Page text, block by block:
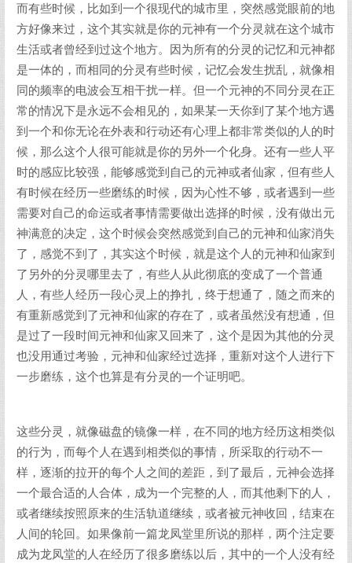
而有些时候，比如到一个很现代的城市里，突然感觉眼前的地
方好像来过，这个其实就是你的元神有一个分灵就在这个城市
生活或者曾经到过这个地方。因为所有的分灵的记忆和元神都
是一体的，而相同的分灵有些时候，记忆会发生扰乱，就像相
同的频率的电波会互相干扰一样。但一个元神的不同分灵在正
常的情况下是永远不会相见的，如果某一天你到了某个地方遇
到一个和你无论在外表和行动还有心理上都非常类似的人的时
候，那么这个人很可能就是你的另外一个化身。还有一些人平
时的感应比较强，能够感觉到自己的元神或者仙家，但有些人
有时候在经历一些磨练的时候，因为心性不够，或者遇到一些
需要对自己的命运或者事情需要做出选择的时候，没有做出元
神满意的决定，这个时候会突然感觉到自己的元神和仙家消失
了，感觉不到了，其实这个时候，就是这个人的元神和仙家到
了另外的分灵哪里去了，有些人从此彻底的变成了一个普通
人，有些人经历一段心灵上的挣扎，终于想通了，随之而来的
有重新感觉到了元神和仙家的存在了，或者虽然没有想通，但
是过了一段时间元神和仙家又回来了，这个是因为其他的分灵
也没用通过考验，元神和仙家经过选择，重新对这个人进行下
一步磨练，这个也算是有分灵的一个证明吧。
这些分灵，就像磁盘的镜像一样，在不同的地方经历这相类似
的行为，而每个人在遇到相类似的事情，所采取的行动不一
样，逐渐的拉开的每个人之间的差距，到了最后，元神会选择
一个最合适的人合体，成为一个完整的人，而其他剩下的人，
或者继续按照原来的生活轨道继续，或者被元神收回，结束在
人间的轮回。如果像前一篇龙凤堂里所说的那样，两个注定要
成为龙凤堂的人在经历了很多磨练以后，其中的一个人没有经